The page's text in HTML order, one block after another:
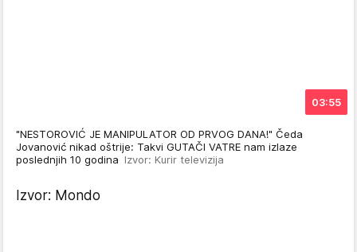
03:55
"NESTOROVIĆ JE MANIPULATOR OD PRVOG DANA!" Čeda
Jovanović nikad oštrije: Takvi GUTAČI VATRE nam izlaze
poslednjih 10 godina Izvor: Kurir televizija
Izvor: Mondo